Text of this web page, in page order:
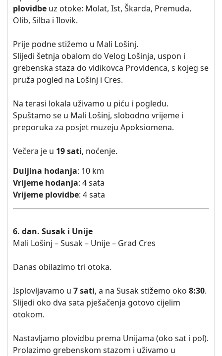
plovidbe uz otoke: Molat, Ist, Škarda, Premuda,
Olib, Silba i Ilovik.
Prije podne stižemo u Mali Lošinj.
Slijedi šetnja obalom do Velog Lošinja, uspon i
grebenska staza do vidikovca Providenca, s kojeg se
pruža pogled na Lošinj i Cres.
Na terasi lokala uživamo u piću i pogledu.
Spuštamo se u Mali Lošinj, slobodno vrijeme i
preporuka za posjet muzeju Apoksiomena.
Večera je u 19 sati, noćenje.
Duljina hodanja: 10 km
Vrijeme hodanja: 4 sata
Vrijeme plovidbe: 4 sata
6. dan. Susak i Unije
Mali Lošinj – Susak – Unije – Grad Cres
Danas obilazimo tri otoka.
Isplovljavamo u 7 sati, a na Susak stižemo oko 8:30.
Slijedi oko dva sata pješačenja gotovo cijelim
otokom.
Nastavljamo plovidbu prema Unijama (oko sat i pol).
Prolazimo grebenskom stazom i uživamo u